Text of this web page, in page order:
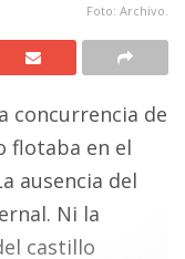
Foto: Archivo.
concurrencia de
flotaba en el
ausencia del
Ni la
castillo